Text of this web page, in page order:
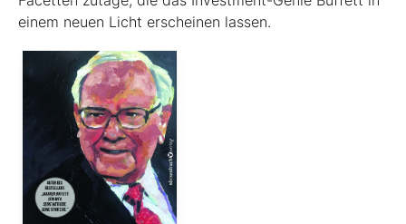
einem neuen Licht erscheinen lassen.